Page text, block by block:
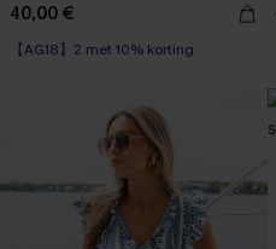
40,00 €
【AG18】2 met 10% korting